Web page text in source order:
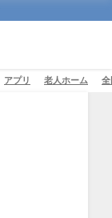
アプリ 老人ホーム 全